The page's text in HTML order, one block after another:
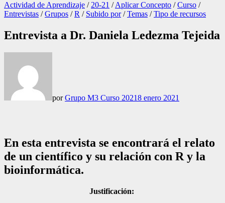
Actividad de Aprendizaje / 20-21 /Aplicar Concepto /Curso /
Entrevistas /Grupos /R / Subido por/Temas /Tipo de recursos
Entrevista a Dr. Daniela Ledezma Tejeida
porGrupo M3 Curso 20218 enero 2021
En esta entrevista se encontrará el relato
de un científico y su relación con R y la
bioinformática.
Justificación: